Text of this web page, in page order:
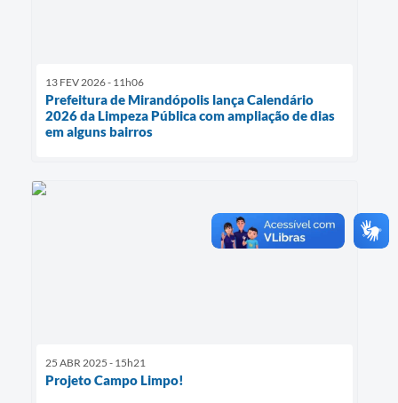
13 FEV 2026 - 11h06
Prefeitura de Mirandópolis lança Calendário
2026 da Limpeza Pública com ampliação de dias
em alguns bairros
25 ABR 2025 - 15h21
Projeto Campo Limpo!